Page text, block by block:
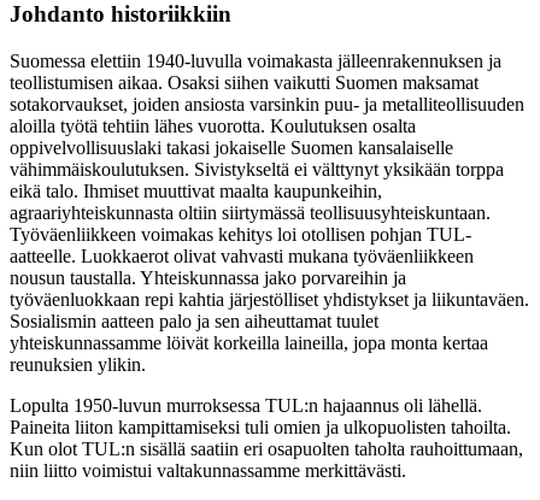
Johdanto historiikkiin
Suomessa elettiin 1940-luvulla voimakasta jälleenrakennuksen ja
teollistumisen aikaa. Osaksi siihen vaikutti Suomen maksamat
sotakorvaukset, joiden ansiosta varsinkin puu- ja metalliteollisuuden
aloilla työtä tehtiin lähes vuorotta. Koulutuksen osalta
oppivelvollisuuslaki takasi jokaiselle Suomen kansalaiselle
vähimmäiskoulutuksen. Sivistykseltä ei välttynyt yksikään torppa
eikä talo. Ihmiset muuttivat maalta kaupunkeihin,
agraariyhteiskunnasta oltiin siirtymässä teollisuusyhteiskuntaan.
Työväenliikkeen voimakas kehitys loi otollisen pohjan TUL-
aatteelle. Luokkaerot olivat vahvasti mukana työväenliikkeen
nousun taustalla. Yhteiskunnassa jako porvareihin ja
työväenluokkaan repi kahtia järjestölliset yhdistykset ja liikuntaväen.
Sosialismin aatteen palo ja sen aiheuttamat tuulet
yhteiskunnassamme löivät korkeilla laineilla, jopa monta kertaa
reunuksien ylikin.
Lopulta 1950-luvun murroksessa TUL:n hajaannus oli lähellä.
Paineita liiton kampittamiseksi tuli omien ja ulkopuolisten tahoilta.
Kun olot TUL:n sisällä saatiin eri osapuolten taholta rauhoittumaan,
niin liitto voimistui valtakunnassamme merkittävästi.